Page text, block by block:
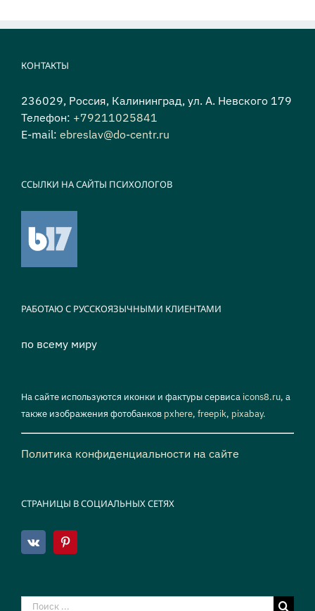
КОНТАКТЫ
236029, Россия, Калининград, ул. А. Невского 179
Телефон: +79211025841
E-mail: ebreslav@do-centr.ru
ССЫЛКИ НА САЙТЫ ПСИХОЛОГОВ
РАБОТАЮ С РУССКОЯЗЫЧНЫМИ КЛИЕНТАМИ
по всему миру
На сайте используются иконки и фактуры сервиса icons8.ru, а
также изображения фотобанков pxhere, freepik, pixabay.
Политика конфиденциальности на сайте
СТРАНИЦЫ В СОЦИАЛЬНЫХ СЕТЯХ
Результат